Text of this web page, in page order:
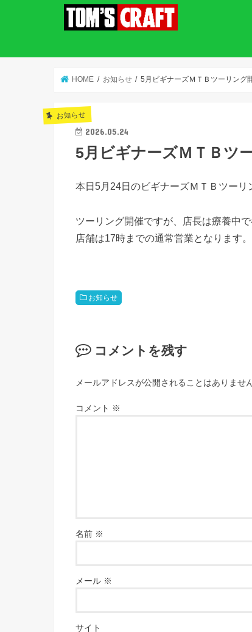
HOME お知らせ 5月ビギナーズＭＴＢツーリング
お知らせ
2026.05.24
5月ビギナーズＭＴＢツ
本日5月24日のビギナーズＭＴＢツーリ
ツーリング開催ですが、店長は療養中
店舗は17時までの通常営業となります。
お知らせ
コメントを残す
メールアドレスが公開されることはありません
コメント ※
名前 ※
メール ※
サイト